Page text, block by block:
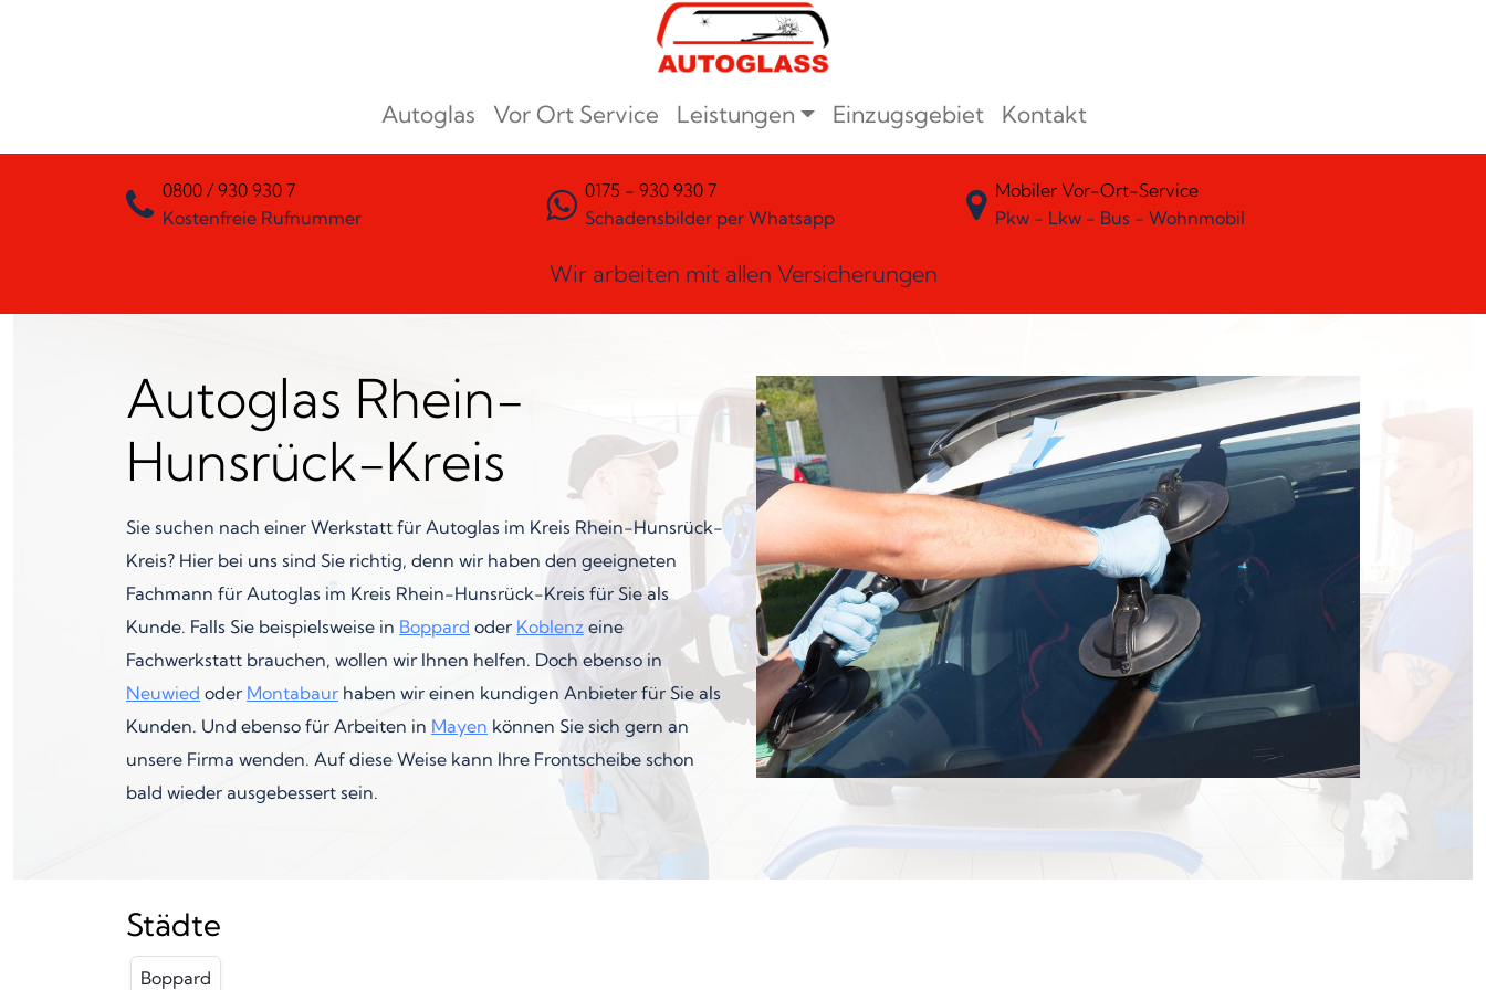
Autoglas Vor Ort Service Leistungen Einzugsgebiet Kontakt
0800 / 930 930 7
Kostenfreie Rufnummer
0175 - 930 930 7
Schadensbilder per Whatsapp
Mobiler Vor-Ort-Service
Pkw - Lkw - Bus - Wohnmobil
Wir arbeiten mit allen Versicherungen
Autoglas Rhein-
Hunsrück-Kreis
Sie suchen nach einer Werkstatt für Autoglas im Kreis Rhein-Hunsrück-
Kreis? Hier bei uns sind Sie richtig, denn wir haben den geeigneten
Fachmann für Autoglas im Kreis Rhein-Hunsrück-Kreis für Sie als
Kunde. Falls Sie beispielsweise in Boppard oder Koblenz eine
Fachwerkstatt brauchen, wollen wir Ihnen helfen. Doch ebenso in
Neuwied oder Montabaur haben wir einen kundigen Anbieter für Sie als
Kunden. Und ebenso für Arbeiten in Mayen können Sie sich gern an
unsere Firma wenden. Auf diese Weise kann Ihre Frontscheibe schon
bald wieder ausgebessert sein.
Städte
Boppard